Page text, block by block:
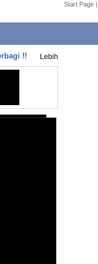
Start Page |
!! Lebih